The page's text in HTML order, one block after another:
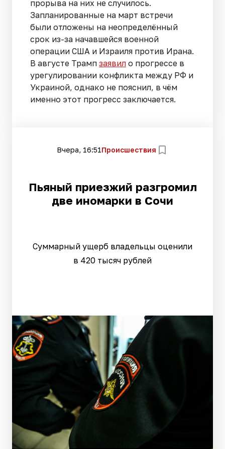
прорыва на них не случилось.
Запланированные на март встречи
были отложены на неопределённый
срок из-за начавшейся военной
операции США и Израиля против Ирана.
В августе Трамп заявил о прогрессе в
урегулировании конфликта между РФ и
Украиной, однако не пояснил, в чём
именно этот прогресс заключается.
Вчера, 16:51Происшествия
Пьяный приезжий разгромил
две иномарки в Сочи
Суммарный ущерб владельцы оценили
в 420 тысяч рублей